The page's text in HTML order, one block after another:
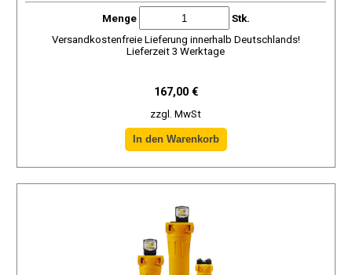
Menge
Stk.
Versandkostenfreie Lieferung innerhalb Deutschlands!
Lieferzeit 3 Werktage
167,00 €
zzgl. MwSt